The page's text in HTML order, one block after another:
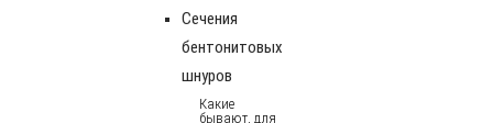
Сечения
бентонитовых
шнуров
Какие
бывают, для